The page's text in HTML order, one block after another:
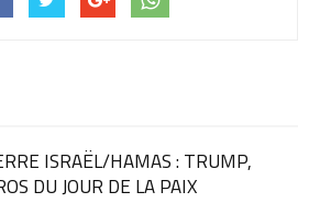
ISRAËL/HAMAS : TRUMP,
DU JOUR DE LA PAIX